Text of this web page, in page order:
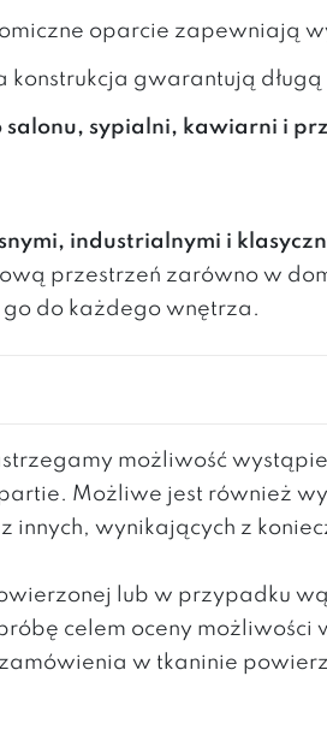
oparcie zapewniają
konstrukcja gwarantują
salonu, sypialni, kawiarni i
industrialnymi i
przestrzeń zarówno w
do każdego wnętrza.
możliwość
Możliwe jest również
innych, wynikających z
lub w przypadku
celem oceny
w tkaninie